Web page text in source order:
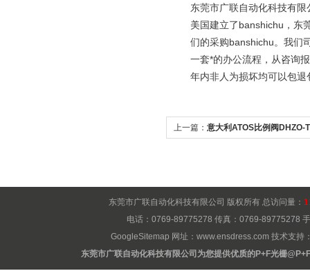
东莞市广联自动化科技有
美国建立了banshichu，东
们的采购banshichu。我们
一套*的办公流程，从咨询
年内非人为损坏均可以包退
上一篇： 意大利ATOS比例阀DHZO-
东莞市广联自动化科技有限公司 版权所有 总访问量：
电话：0769-89775278 传真：0769-89775278
GoogleSitemap 网址： www.ensdress.com 技术支持
东莞市广联自动化科技有限公司为您提供优质的P+F光栅